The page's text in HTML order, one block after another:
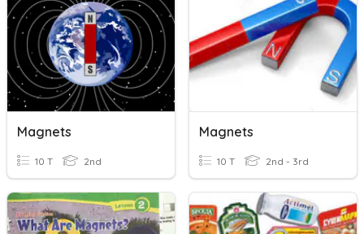
Magnets
10 T 2nd
Magnets
10 T 2nd - 3rd